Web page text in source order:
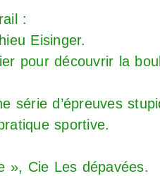
:
Eisinger.
pour découvrir la
série d’épreuves
sportive.
», Cie Les dépavées.